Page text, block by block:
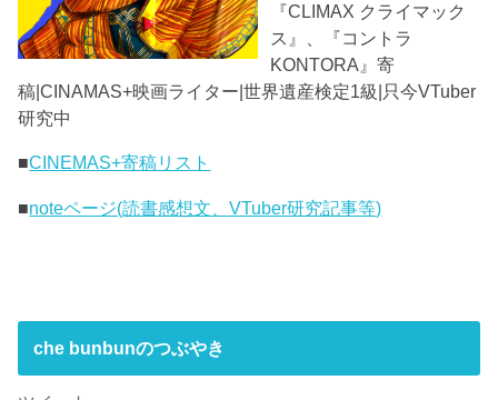
『CLIMAX クライマック
ス』、『コントラ
KONTORA』寄
稿|CINAMAS+映画ライター|世界遺産検定1級|只今VTuber
研究中
■CINEMAS+寄稿リスト
■noteページ(読書感想文、VTuber研究記事等)
che bunbunのつぶやき